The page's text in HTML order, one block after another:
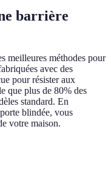
barrière
meilleures méthodes pour
avec des
pour résister aux
que plus de 80% des
standard. En
blindée, vous
votre maison.